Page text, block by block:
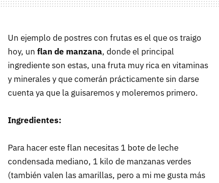
Un ejemplo de postres con frutas es el que os traigo
hoy, un flan de manzana, donde el principal
ingrediente son estas, una fruta muy rica en vitaminas
y minerales y que comerán prácticamente sin darse
cuenta ya que la guisaremos y moleremos primero.
Ingredientes:
Para hacer este flan necesitas 1 bote de leche
condensada mediano, 1 kilo de manzanas verdes
(también valen las amarillas, pero a mi me gusta más